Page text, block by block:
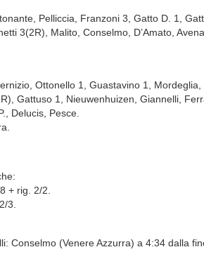
Pelliccia, Franzoni 3, Gatto D. 1,
3(2R), Malito, Conselmo, D’Amato,
Ottonello 1, Guastavino 1, Mordeglia,
Gattuso 1, Nieuwenhuizen, Giannelli,
Delucis, Pesce.
+ rig. 2/2.
3.
Conselmo (Venere Azzurra) a 4:34 dalla